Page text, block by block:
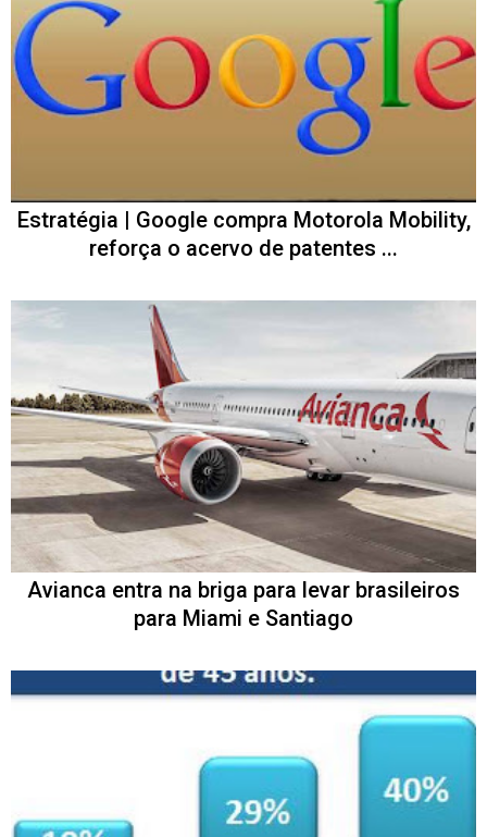
Estratégia | Google compra Motorola Mobility,
reforça o acervo de patentes ...
Avianca entra na briga para levar brasileiros
para Miami e Santiago